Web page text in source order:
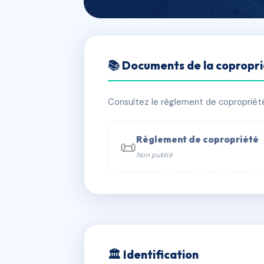
LE GALLIEN
📍 58 crs du marechal gallieni
📞 Contacter Syndic Digital
📚 Documents de la
Consultez le règlement de
📜Règlement de copropriété
Non publié
🏛 Identification